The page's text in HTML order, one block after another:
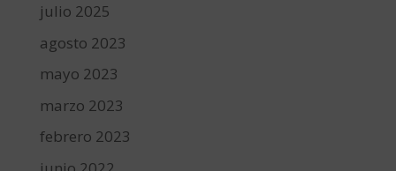
julio 2025
agosto 2023
mayo 2023
marzo 2023
febrero 2023